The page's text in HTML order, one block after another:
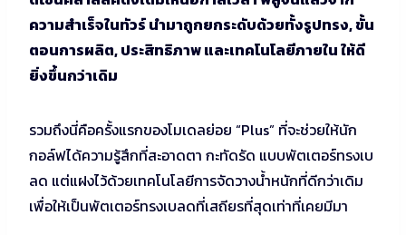
ความสำเร็จในทัวร์ นำมาถูกยกระดับด้วยทั้งรูปทรง, ขั้น
ตอนการผลิต, ประสิทธิภาพ และเทคโนโลยีภายใน ให้ดี
ยิ่งขึ้นกว่าเดิม
รวมถึงนี่คือครั้งแรกของโมเดลย่อย “Plus” ที่จะช่วยให้นัก
กอล์ฟได้ความรู้สึกที่สะอาดตา กะทัดรัด แบบพัตเตอร์ทรงเบ
ลด แต่แฝงไว้ด้วยเทคโนโลยีการจัดวางน้ำหนักที่ดีกว่าเดิม
เพื่อให้เป็นพัตเตอร์ทรงเบลดที่เสถียรที่สุดเท่าที่เคยมีมา